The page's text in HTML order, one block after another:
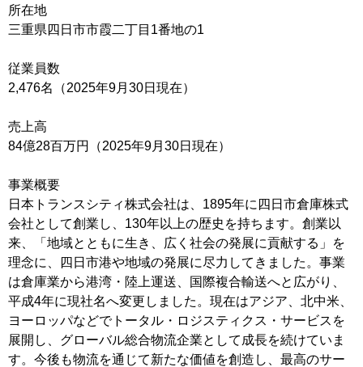
所在地
三重県四日市市霞二丁目1番地の1
従業員数
2,476名（2025年9月30日現在）
売上高
84億28百万円（2025年9月30日現在）
事業概要
日本トランスシティ株式会社は、1895年に四日市倉庫株式
会社として創業し、130年以上の歴史を持ちます。創業以
来、「地域とともに生き、広く社会の発展に貢献する」を
理念に、四日市港や地域の発展に尽力してきました。事業
は倉庫業から港湾・陸上運送、国際複合輸送へと広がり、
平成4年に現社名へ変更しました。現在はアジア、北中米、
ヨーロッパなどでトータル・ロジスティクス・サービスを
展開し、グローバル総合物流企業として成長を続けていま
す。今後も物流を通じて新たな価値を創造し、最高のサー